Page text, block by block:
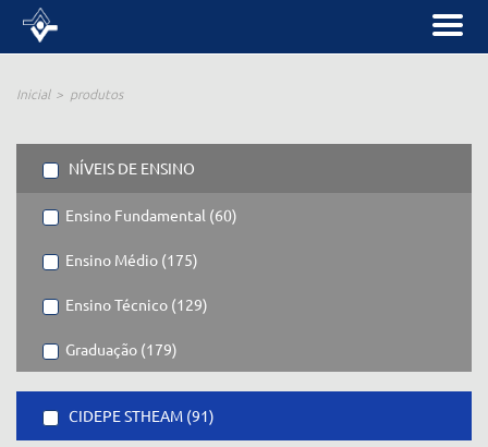
Inicial produtos
NÍVEIS DE ENSINO
Ensino Fundamental (60)
Ensino Médio (175)
Ensino Técnico (129)
Graduação (179)
CIDEPE STHEAM (91)